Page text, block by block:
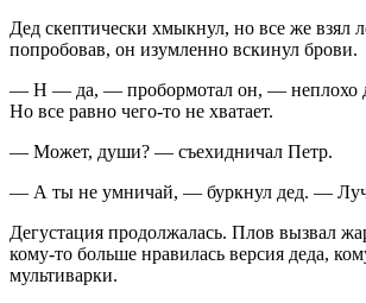
Дед скептически хмыкнул, но все же взял
попробовав, он изумленно вскинул брови.
— Н — да, — пробормотал он, — неплохо
Но все равно чего-то не хватает.
— Может, души? — съехидничал Петр.
— А ты не умничай, — буркнул дед. —
Дегустация продолжалась. Плов вызвал
кому-то больше нравилась версия деда,
мультиварки.